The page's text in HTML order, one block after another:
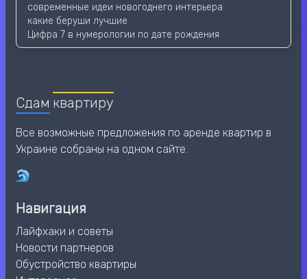
современные идеи новогоднего интерьера
какие беруши лучшие
Цифра 7 в нумерологии по дате рождения
Сдам квартиру
Все возможные предложения по аренде квартир в
Украине собраны на одном сайте.
Навигация
Лайфхаки и советы
Новости партнеров
Обустройство квартиры